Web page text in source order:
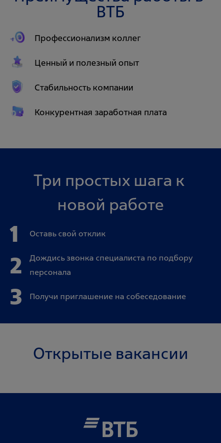
ВТБ
Профессионализм коллег
Ценный и полезный опыт
Стабильность компании
Конкурентная заработная плата
Три простых шага к
новой работе
1 Оставь свой отклик
2
Дождись звонка специалиста по подбору
персонала
3 Получи приглашение на собеседование
Открытые вакансии